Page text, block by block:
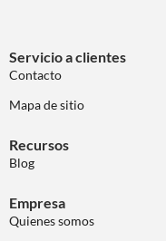
Servicio a clientes
Contacto
Mapa de sitio
Recursos
Blog
Empresa
Quienes somos